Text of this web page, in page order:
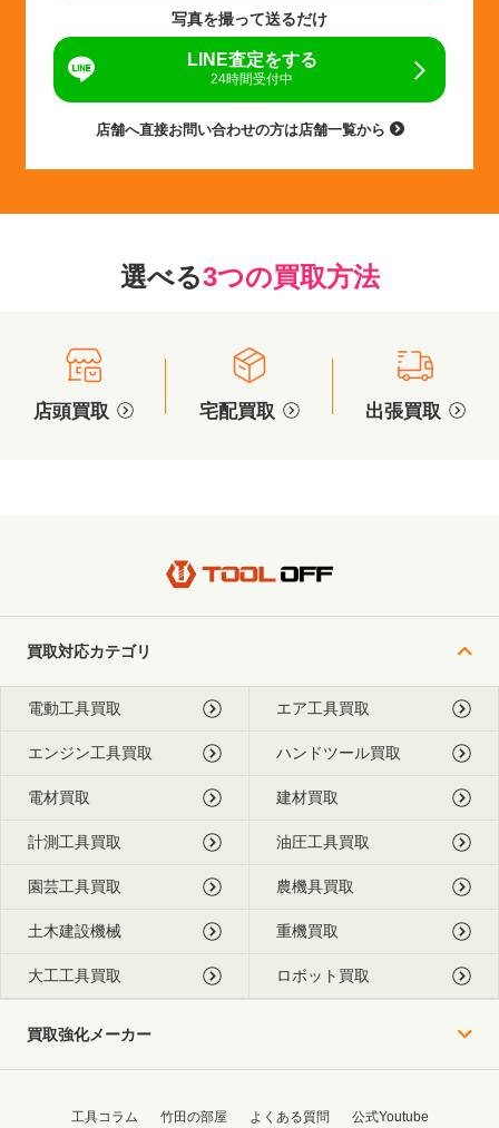
写真を撮って送るだけ
LINE査定をする
24時間受付中
店舗へ直接お問い合わせの方は店舗一覧から
選べる3つの買取方法
店頭買取 宅配買取 出張買取
買取対応カテゴリ
電動工具買取 エア工具買取
エンジン工具買取 ハンドツール買取
電材買取 建材買取
計測工具買取 油圧工具買取
園芸工具買取 農機具買取
土木建設機械 重機買取
大工工具買取 ロボット買取
買取強化メーカー
工具コラム 竹田の部屋 よくある質問 公式Youtube